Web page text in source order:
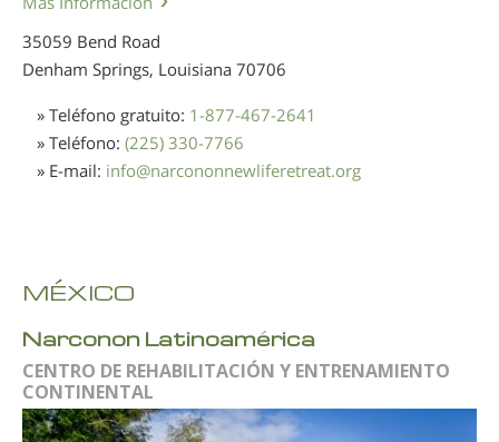
35059 Bend Road
Denham Springs, Louisiana 70706
» Teléfono gratuito: 1-877-467-2641
» Teléfono: (225) 330-7766
» E-mail: info@narcononnewliferetreat.org
MÉXICO
Narconon Latinoamérica
CENTRO DE REHABILITACIÓN Y ENTRENAMIENTO
CONTINENTAL